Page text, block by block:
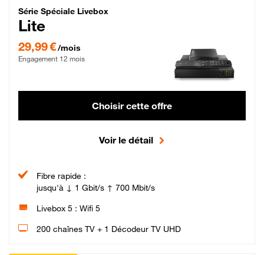
Série Spéciale Livebox Lite Fibre
Série Spéciale Livebox
Lite
29,99 €/mois
Engagement 12 mois
Choisir cette offre
Voir le détail
Fibre rapide :
jusqu'à ↓ 1 Gbit/s ↑ 700 Mbit/s
Livebox 5 : Wifi 5
200 chaînes TV + 1 Décodeur TV UHD